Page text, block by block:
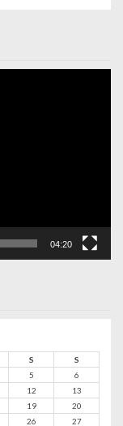
04:20
S
S
5
6
12
13
19
20
26 27